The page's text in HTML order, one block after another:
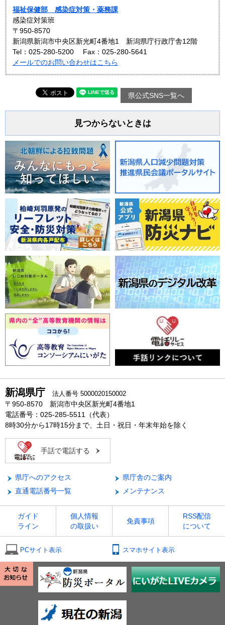
福祉保健部 感染症対策・薬務課
感染症対策班
〒950-8570
新潟県新潟市中央区新光町4番地1 新潟県庁行政庁舎12階
Tel：025-280-5200
Fax：025-280-5641
メールでのお問い合わせはこちら
県公式SNS一覧へ
見つからないときは
新潟県庁 法人番号 5000020150002
〒950-8570 新潟市中央区新光町4番地1
電話番号：025-285-5511（代表）
8時30分から17時15分まで、土日・祝日・年末年始を除く
手話で電話する
県庁へのアクセス
県庁舎のご案内
直通電話番号一覧
メンテナンス
ガイド
ライン
個人情報
の取扱い
免責事項
RSS配信
について
PCサイト表示 スマホサイト表示